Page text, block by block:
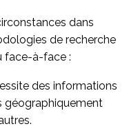
dans
de recherche
face-à-face :
des informations
géographiquement